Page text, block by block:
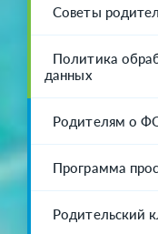
Советы
Политика
данных
Родителям о
Программа
Родительский